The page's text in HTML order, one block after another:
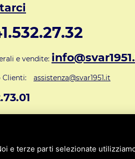
e vendite:
Clienti: assistenza@svar1951.it
Via Cappuccina n° 181 - 30172 Mestre
e terze parti selezionate